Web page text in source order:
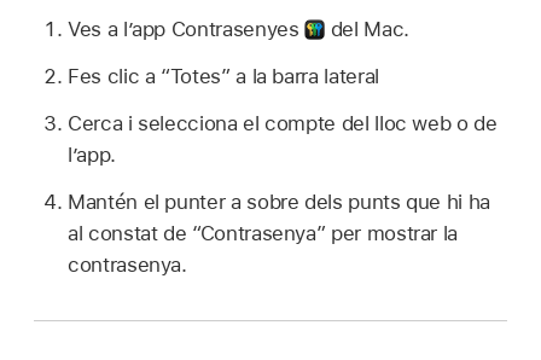
Ves a l’app Contrasenyes
del Mac.
Fes clic a “Totes” a la barra lateral
Cerca i selecciona el compte del lloc web o de
l’app.
Mantén el punter a sobre dels punts que hi ha
al constat de “Contrasenya” per mostrar la
contrasenya.